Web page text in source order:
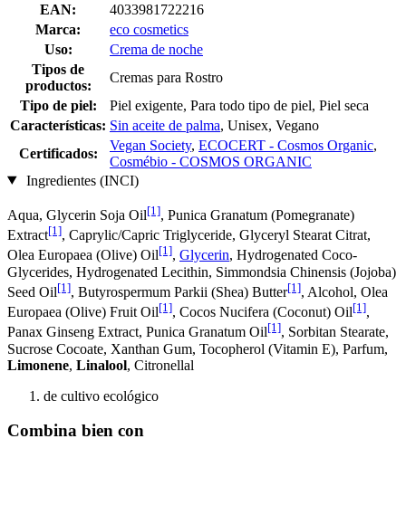
EAN:
4033981722216
Marca:
eco cosmetics
Uso:
Crema de noche
Tipos de
productos:
Cremas para Rostro
Tipo de piel:
Piel exigente, Para todo tipo de piel, Piel seca
Características: Sin aceite de palma, Unisex, Vegano
Certificados:
Vegan Society, ECOCERT - Cosmos Organic,
Cosmébio - COSMOS ORGANIC
Ingredientes (INCI)
Aqua, Glycerin Soja Oil[1], Punica Granatum (Pomegranate)
Extract[1], Caprylic/Capric Triglyceride, Glyceryl Stearat Citrat,
Olea Europaea (Olive) Oil[1], Glycerin, Hydrogenated Coco-
Glycerides, Hydrogenated Lecithin, Simmondsia Chinensis (Jojoba)
Seed Oil[1], Butyrospermum Parkii (Shea) Butter[1], Alcohol, Olea
Europaea (Olive) Fruit Oil[1], Cocos Nucifera (Coconut) Oil[1],
Panax Ginseng Extract, Punica Granatum Oil[1], Sorbitan Stearate,
Sucrose Cocoate, Xanthan Gum, Tocopherol (Vitamin E), Parfum,
Limonene, Linalool, Citronellal
de cultivo ecológico
Combina bien con